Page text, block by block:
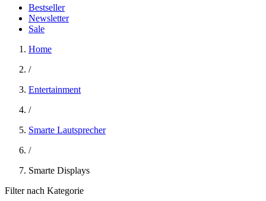
Bestseller
Newsletter
Sale
Home
/
Entertainment
/
Smarte Lautsprecher
/
Smarte Displays
Filter nach Kategorie